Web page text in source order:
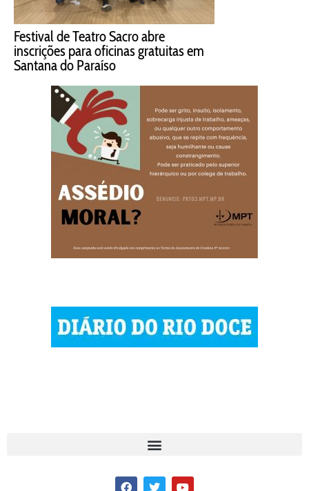
Festival de Teatro Sacro abre
inscrições para oficinas gratuitas em
Santana do Paraíso